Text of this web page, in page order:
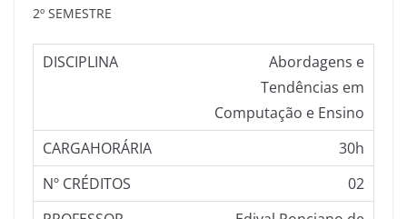
2º SEMESTRE
Abordagens e
Tendências em
Computação e Ensino
30h
02